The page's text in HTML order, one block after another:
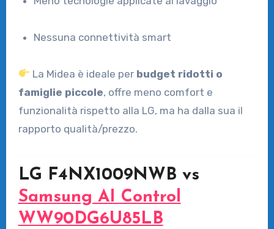
Nessuna connettività smart
La Midea è ideale per budget ridotti o
famiglie piccole, offre meno comfort e
funzionalità rispetto alla LG, ma ha dalla sua il
rapporto qualità/prezzo.
LG F4NX1009NWB vs
Samsung AI Control
WW90DG6U85LB